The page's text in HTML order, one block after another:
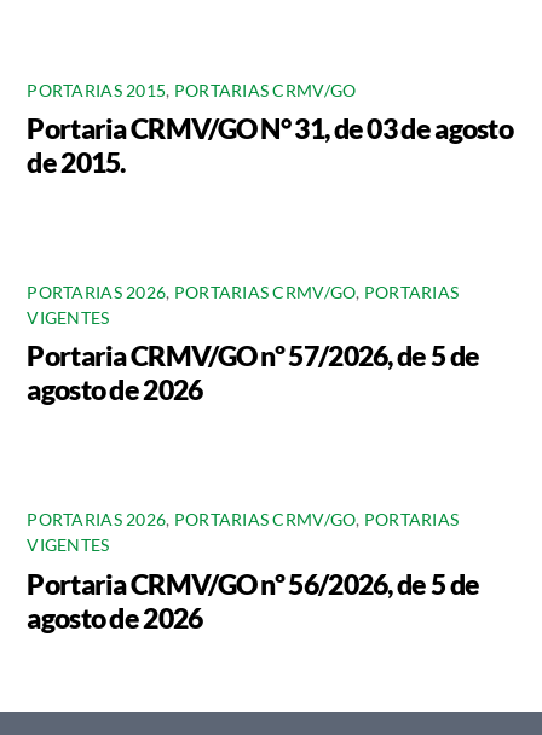
PORTARIAS 2015, PORTARIAS CRMV/GO
Portaria CRMV/GO N° 31, de 03 de agosto
de 2015.
PORTARIAS 2026, PORTARIAS CRMV/GO, PORTARIAS
VIGENTES
Portaria CRMV/GO nº 57/2026, de 5 de
agosto de 2026
PORTARIAS 2026, PORTARIAS CRMV/GO, PORTARIAS
VIGENTES
Portaria CRMV/GO nº 56/2026, de 5 de
agosto de 2026